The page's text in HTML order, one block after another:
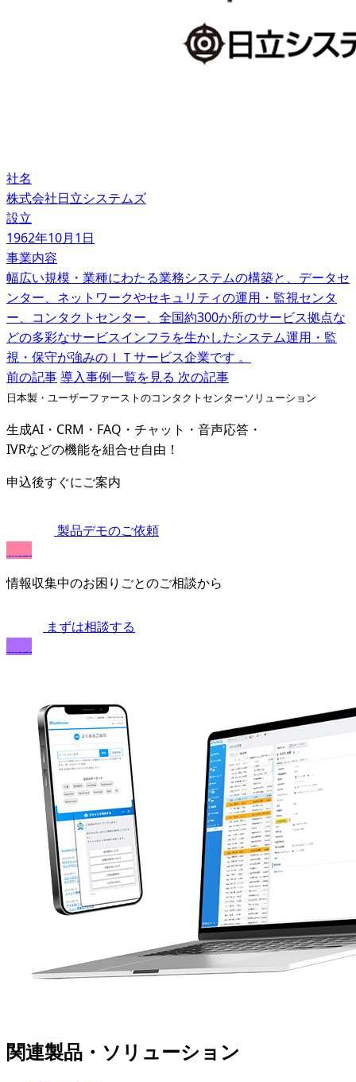
社名
株式会社日立システムズ
設立
1962年10月1日
事業内容
幅広い規模・業種にわたる業務システムの構築と、データセ
ンター、ネットワークやセキュリティの運用・監視センタ
ー、コンタクトセンター、全国約300か所のサービス拠点な
どの多彩なサービスインフラを生かしたシステム運用・監
視・保守が強みのＩＴサービス企業です 。
前の記事導入事例一覧を見る 次の記事
日本製・ユーザーファーストのコンタクトセンターソリューション
生成AI・CRM・FAQ・チャット・音声応答・
IVRなどの機能を組合せ自由！
申込後すぐにご案内
製品デモのご依頼
情報収集中のお困りごとのご相談から
まずは相談する
関連製品・ソリューション